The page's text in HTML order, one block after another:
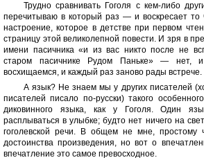
Трудно сравнивать Гоголя с кем-либо
перечитываю в который раз — и воскресает то
настроение, которое в детстве при первом
страницу этой великолепной повести. И зря в
имени пасичника «и из вас никто после не
старом пасичнике Рудом Паньке» — нет,
восхищаемся, и каждый раз заново рады встрече.
А язык? Не знаем мы у других писателей
писателей писало по-русски) такого
диковинного языка, как у Гоголя. Один
расплываться в улыбке; будто нет ничего на
гоголевской речи. В общем не мне, простому
достоинства произведения, но вот о
впечатление это самое превосходное.